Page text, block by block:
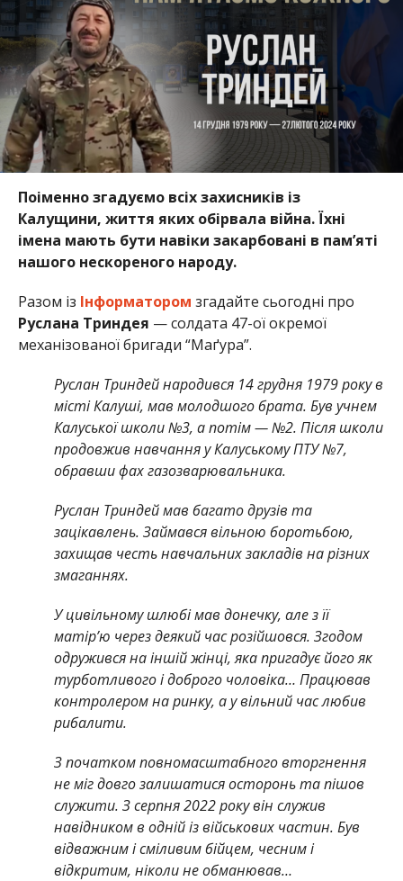
Поіменно згадуємо всіх захисників із
Калущини, життя яких обірвала війна. Їхні
імена мають бути навіки закарбовані в пам’яті
нашого нескореного народу.
Разом із Інформатором згадайте сьогодні про
Руслана Триндея — солдата 47-ої окремої
механізованої бригади “Маґура”.
Руслан Триндей народився 14 грудня 1979 року в
місті Калуші, мав молодшого брата. Був учнем
Калуської школи №3, а потім — №2. Після школи
продовжив навчання у Калуському ПТУ №7,
обравши фах газозварювальника.
Руслан Триндей мав багато друзів та
зацікавлень. Займався вільною боротьбою,
захищав честь навчальних закладів на різних
змаганнях.
У цивільному шлюбі мав донечку, але з її
матір’ю через деякий час розійшовся. Згодом
одружився на іншій жінці, яка пригадує його як
турботливого і доброго чоловіка… Працював
контролером на ринку, а у вільний час любив
рибалити.
З початком повномасштабного вторгнення
не міг довго залишатися осторонь та пішов
служити. З серпня 2022 року він служив
навідником в одній із військових частин. Був
відважним і сміливим бійцем, чесним і
відкритим, ніколи не обманював…